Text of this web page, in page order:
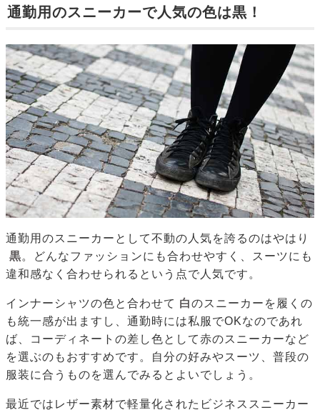
通勤用のスニーカーで人気の色は黒！
通勤用のスニーカーとして不動の人気を誇るのはやはり
黒。どんなファッションにも合わせやすく、スーツにも
違和感なく合わせられるという点で人気です。
インナーシャツの色と合わせて 白のスニーカーを履くの
も統一感が出ますし、通勤時には私服でOKなのであれ
ば、コーディネートの差し色として赤のスニーカーなど
を選ぶのもおすすめです。自分の好みやスーツ、普段の
服装に合うものを選んでみるとよいでしょう。
最近ではレザー素材で軽量化されたビジネススニーカー